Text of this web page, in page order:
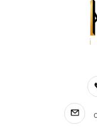
Apartamente de vanzare
Apartamente de
Apartamente de
Apartamente de
Apartamente de
Apartamente de
Apartamente de